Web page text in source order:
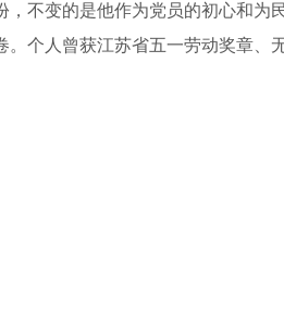
不变的是他作为党员的初心和为
个人曾获江苏省五一劳动奖章、